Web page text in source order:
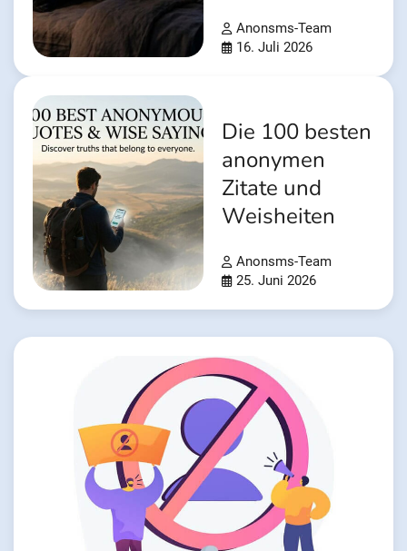
Anonsms-Team
16. Juli 2026
Die 100 besten
anonymen
Zitate und
Weisheiten
Anonsms-Team
25. Juni 2026